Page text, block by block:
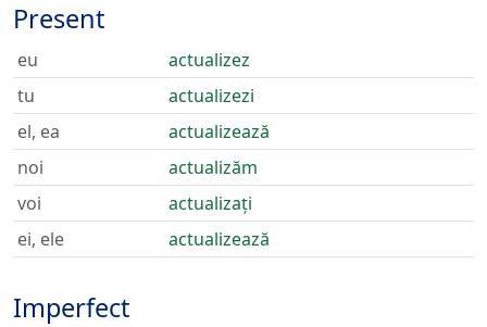
Present
eu
actualizez
tu
actualizezi
el, ea
actualizează
noi
actualizăm
voi
actualizați
ei, ele
actualizează
Imperfect